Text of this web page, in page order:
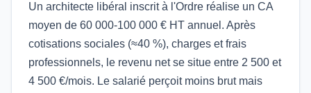
Un architecte libéral inscrit à l'Ordre réalise un CA
moyen de 60 000-100 000 € HT annuel. Après
cotisations sociales (≈40 %), charges et frais
professionnels, le revenu net se situe entre 2 500 et
4 500 €/mois. Le salarié perçoit moins brut mais